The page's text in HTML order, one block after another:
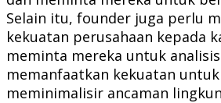
Selain itu, founder juga perlu
kekuatan perusahaan kepada
meminta mereka untuk
memanfaatkan kekuatan
meminimalisir ancaman